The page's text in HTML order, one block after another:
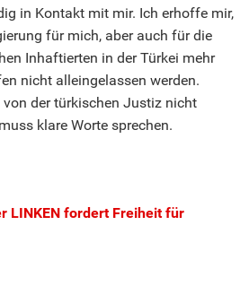
in Kontakt mit mir. Ich erhoffe mir,
für mich, aber auch für die
Inhaftierten in der Türkei mehr
nicht alleingelassen werden.
der türkischen Justiz nicht
klare Worte sprechen.
LINKEN fordert Freiheit für